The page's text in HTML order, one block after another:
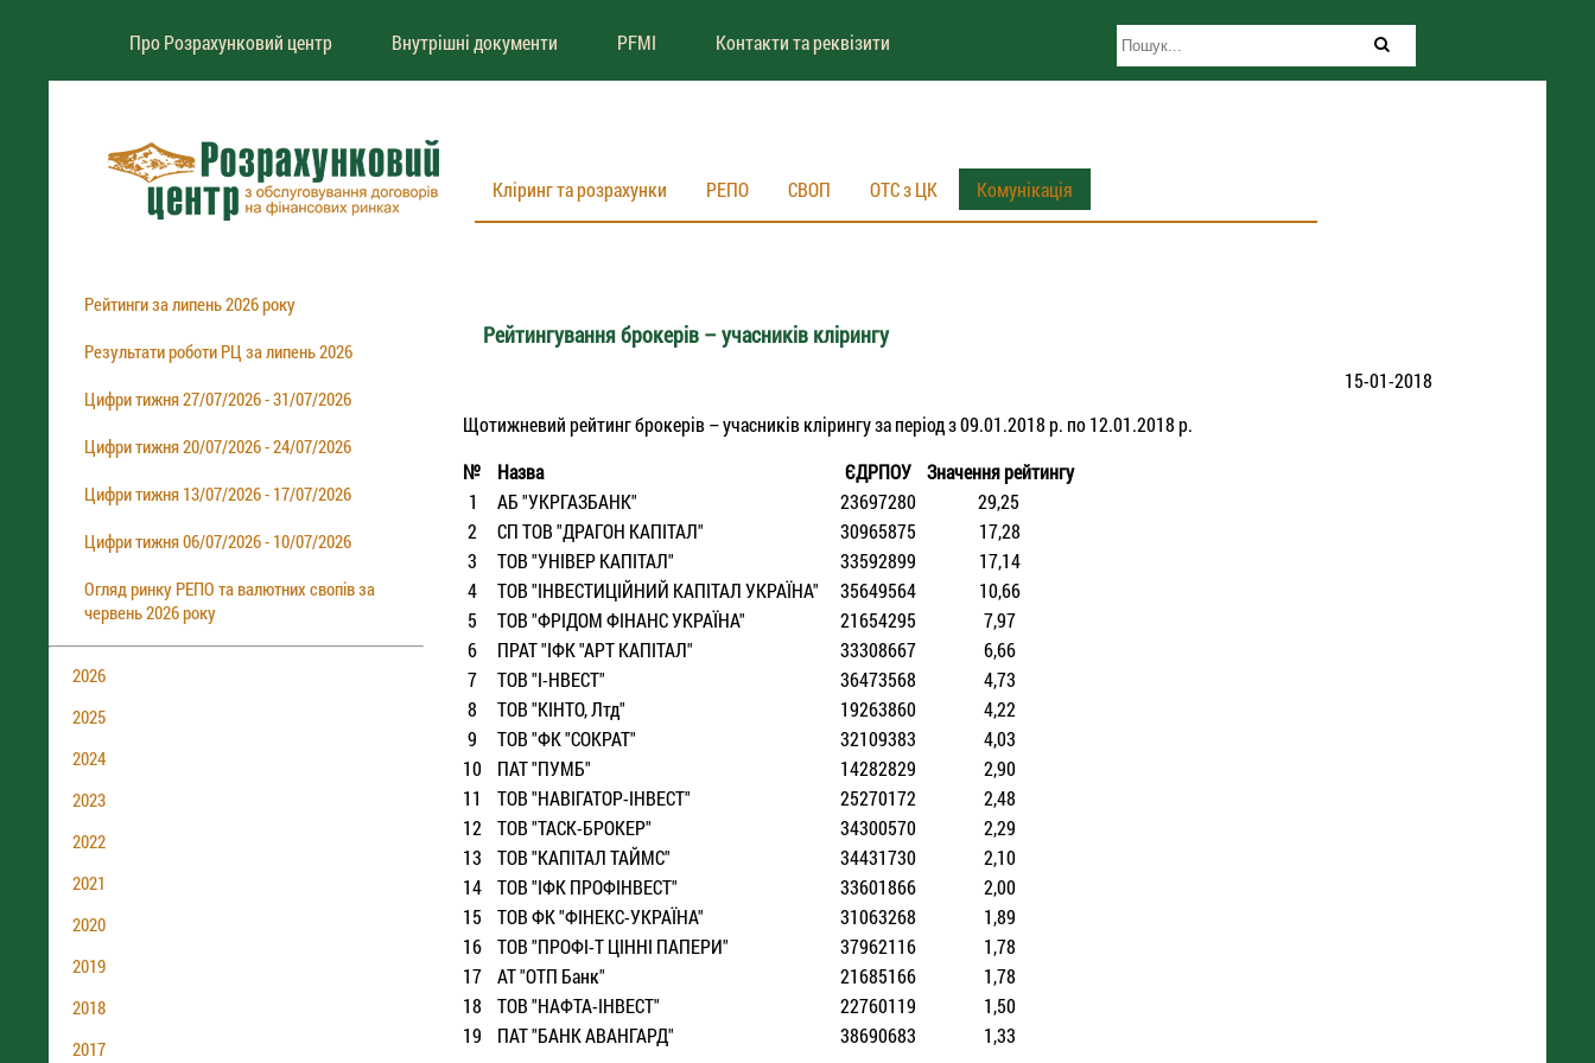
Про Розрахунковий центр Внутрішні документи PFMI Контакти та реквізити
Кліринг та розрахунки РЕПО СВОП ОТС з ЦК Комунікація
Рейтинги за липень 2026 року
Результати роботи РЦ за липень 2026
Цифри тижня 27/07/2026 - 31/07/2026
Цифри тижня 20/07/2026 - 24/07/2026
Цифри тижня 13/07/2026 - 17/07/2026
Цифри тижня 06/07/2026 - 10/07/2026
Огляд ринку РЕПО та валютних свопів за
червень 2026 року
2026
2025
2024
2023
2022
2021
2020
2019
2018
2017
Рейтингування брокерів – учасників клірингу
15-01-2018
Щотижневий рейтинг брокерів – учасників клірингу за період з 09.01.2018 р. по 12.01.2018 р.
№
Назва ЄДРПОУ
Значення рейтингу
1
АБ "УКРГАЗБАНК" 23697280
29,25
2
СП ТОВ "ДРАГОН КАПIТАЛ" 30965875
17,28
3
ТОВ "УНIВЕР КАПIТАЛ" 33592899
17,14
4
ТОВ "IНВЕСТИЦIЙНИЙ КАПIТАЛ УКРАЇНА" 35649564
10,66
5
ТОВ "ФРIДОМ ФIНАНС УКРАЇНА" 21654295
7,97
6
ПРАТ "IФК "АРТ КАПIТАЛ" 33308667
6,66
7
ТОВ "I-НВЕСТ" 36473568
4,73
8
ТОВ "КIНТО, Лтд" 19263860
4,22
9
ТОВ "ФК "СОКРАТ" 32109383
4,03
10
ПАТ "ПУМБ" 14282829
2,90
11
ТОВ "НАВIГАТОР-IНВЕСТ" 25270172
2,48
12
ТОВ "ТАСК-БРОКЕР" 34300570
2,29
13
ТОВ "КАПIТАЛ ТАЙМС" 34431730
2,10
14
ТОВ "IФК ПРОФIНВЕСТ" 33601866
2,00
15
ТОВ ФК "ФIНЕКС-УКРАЇНА" 31063268
1,89
16
ТОВ "ПРОФI-Т ЦIННI ПАПЕРИ" 37962116
1,78
17
АТ "ОТП Банк" 21685166
1,78
18
ТОВ "НАФТА-IНВЕСТ" 22760119
1,50
19
ПАТ "БАНК АВАНГАРД" 38690683 1,33